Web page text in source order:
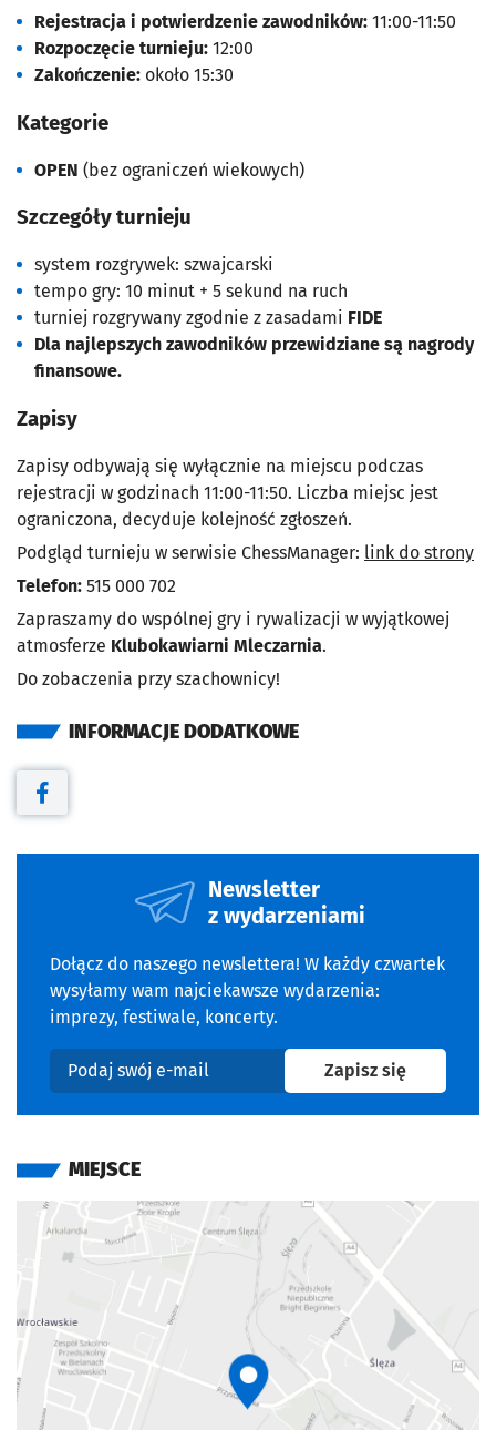
Rejestracja i potwierdzenie zawodników: 11:00-11:50
Rozpoczęcie turnieju: 12:00
Zakończenie: około 15:30
Kategorie
OPEN (bez ograniczeń wiekowych)
Szczegóły turnieju
system rozgrywek: szwajcarski
tempo gry: 10 minut + 5 sekund na ruch
turniej rozgrywany zgodnie z zasadami FIDE
Dla najlepszych zawodników przewidziane są nagrody
finansowe.
Zapisy
Zapisy odbywają się wyłącznie na miejscu podczas
rejestracji w godzinach 11:00-11:50. Liczba miejsc jest
ograniczona, decyduje kolejność zgłoszeń.
Podgląd turnieju w serwisie ChessManager: link do strony
Telefon: 515 000 702
Zapraszamy do wspólnej gry i rywalizacji w wyjątkowej
atmosferze Klubokawiarni Mleczarnia.
Do zobaczenia przy szachownicy!
INFORMACJE DODATKOWE
Otwiera się w nowej karcie
Newsletter
z wydarzeniami
Dołącz do naszego newslettera! W każdy czwartek
wysyłamy wam najciekawsze wydarzenia:
imprezy, festiwale, koncerty.
Podaj swój e-mail
Zapisz sięna
MIEJSCE